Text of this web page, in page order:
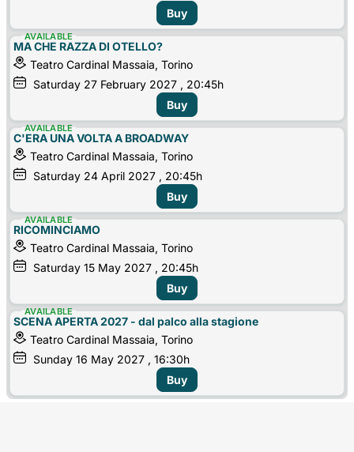
Buy
MA CHE RAZZA DI OTELLO?
Teatro Cardinal Massaia, Torino
Saturday 27 February 2027 , 20:45h
AVAILABLE
Buy
C'ERA UNA VOLTA A BROADWAY
Teatro Cardinal Massaia, Torino
Saturday 24 April 2027 , 20:45h
AVAILABLE
Buy
RICOMINCIAMO
Teatro Cardinal Massaia, Torino
Saturday 15 May 2027 , 20:45h
AVAILABLE
Buy
SCENA APERTA 2027 - dal palco alla stagione
Teatro Cardinal Massaia, Torino
Sunday 16 May 2027 , 16:30h
AVAILABLE
Buy